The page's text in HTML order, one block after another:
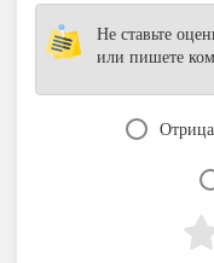
Не ставьте
или пишете